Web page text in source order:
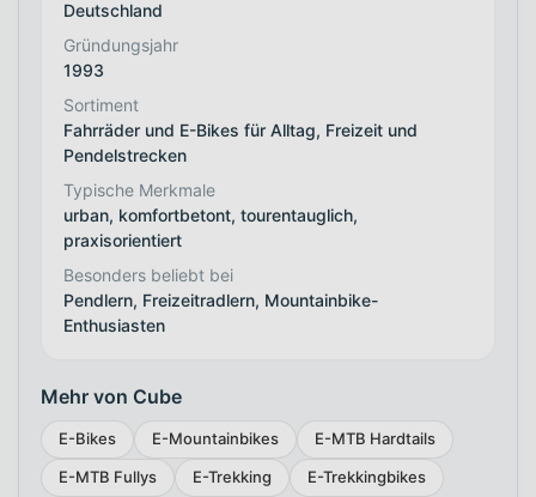
Deutschland
Gründungsjahr
1993
Sortiment
Fahrräder und E-Bikes für Alltag, Freizeit und
Pendelstrecken
Typische Merkmale
urban, komfortbetont, tourentauglich,
praxisorientiert
Besonders beliebt bei
Pendlern, Freizeitradlern, Mountainbike-
Enthusiasten
Mehr von Cube
E-Bikes E-Mountainbikes
E-MTB Hardtails
E-MTB Fullys
E-Trekking
E-Trekkingbikes